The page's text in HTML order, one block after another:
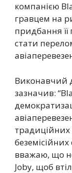
компанією
гравцем на
придбання
стати
Виконавчий
зазначив:
традиційних
беземісійних
вважаю, що
Joby, щоб